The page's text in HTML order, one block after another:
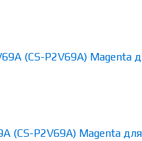
(CS-P2V69A) Magenta